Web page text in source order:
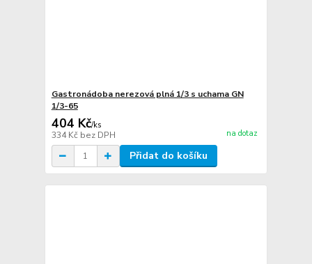
Gastronádoba nerezová plná 1/3 s uchama GN
1/3-65
404 Kč/ks
334 Kč bez DPH na dotaz
Přidat do košíku